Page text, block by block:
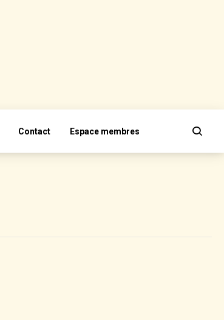
Contact Espace membres